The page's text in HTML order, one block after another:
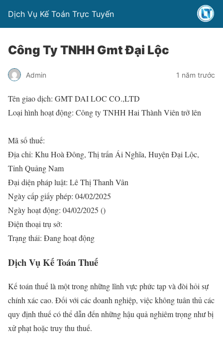
Dịch Vụ Kế Toán Trực Tuyến
Công Ty TNHH Gmt Đại Lộc
Admin 1 năm trước
Tên giao dịch: GMT DAI LOC CO.,LTD
Loại hình hoạt động: Công ty TNHH Hai Thành Viên trở lên
Mã số thuế:
Địa chỉ: Khu Hoà Đông, Thị trấn Ái Nghĩa, Huyện Đại Lộc,
Tỉnh Quảng Nam
Đại diện pháp luật: Lê Thị Thanh Vân
Ngày cấp giấy phép: 04/02/2025
Ngày hoạt động: 04/02/2025 ()
Điện thoại trụ sở:
Trạng thái: Đang hoạt động
Dịch Vụ Kế Toán Thuế
Kế toán thuế là một trong những lĩnh vực phức tạp và đòi hỏi sự
chính xác cao. Đối với các doanh nghiệp, việc không tuân thủ các
quy định thuế có thể dẫn đến những hậu quả nghiêm trọng như bị
xử phạt hoặc truy thu thuế.